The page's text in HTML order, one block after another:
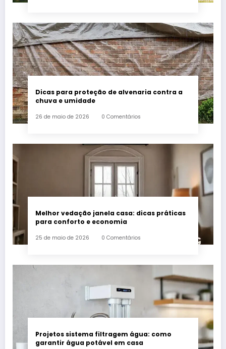
Dicas para proteção de alvenaria contra a
chuva e umidade
26 de maio de 2026 0 Comentários
Melhor vedação janela casa: dicas práticas
para conforto e economia
25 de maio de 2026 0 Comentários
Projetos sistema filtragem água: como
garantir água potável em casa